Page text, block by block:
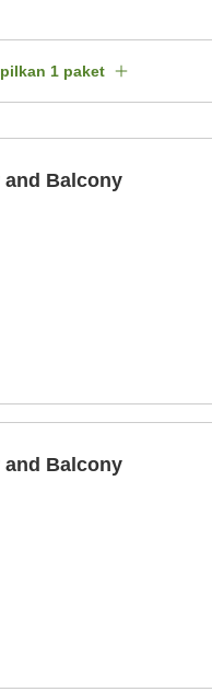
1 paket
and Balcony
and Balcony